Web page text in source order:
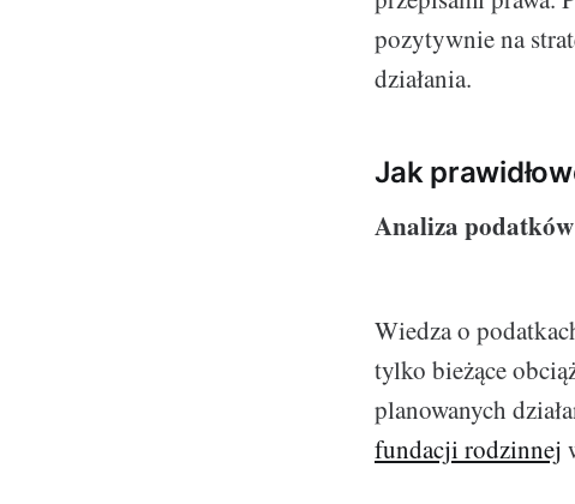
pozytywnie na
działania.
Jak
Analiza
Wiedza o
tylko bieżące
planowanych
fundacji rodzinnej